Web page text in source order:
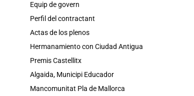
Equip de govern
Perfil del contractant
Actas de los plenos
Hermanamiento con Ciudad Antigua
Premis Castellitx
Algaida, Municipi Educador
Mancomunitat Pla de Mallorca